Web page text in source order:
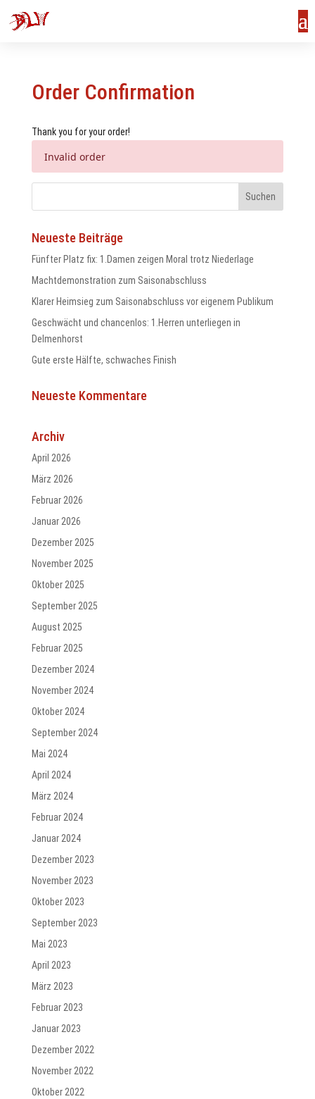
Order Confirmation
Thank you for your order!
Invalid order
Neueste Beiträge
Fünfter Platz fix: 1.Damen zeigen Moral trotz Niederlage
Machtdemonstration zum Saisonabschluss
Klarer Heimsieg zum Saisonabschluss vor eigenem Publikum
Geschwächt und chancenlos: 1.Herren unterliegen in
Delmenhorst
Gute erste Hälfte, schwaches Finish
Neueste Kommentare
Archiv
April 2026
März 2026
Februar 2026
Januar 2026
Dezember 2025
November 2025
Oktober 2025
September 2025
August 2025
Februar 2025
Dezember 2024
November 2024
Oktober 2024
September 2024
Mai 2024
April 2024
März 2024
Februar 2024
Januar 2024
Dezember 2023
November 2023
Oktober 2023
September 2023
Mai 2023
April 2023
März 2023
Februar 2023
Januar 2023
Dezember 2022
November 2022
Oktober 2022